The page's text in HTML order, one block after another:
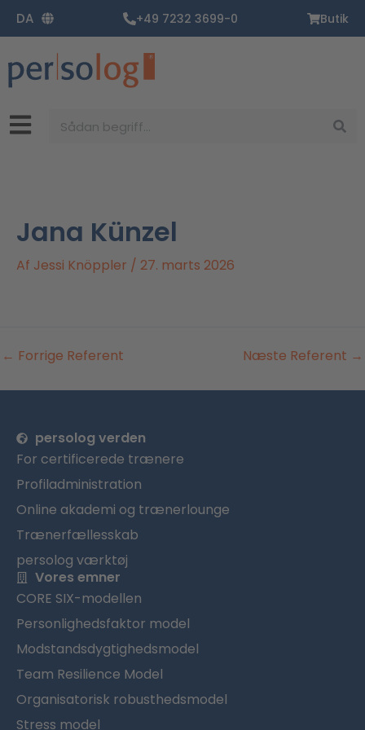
indholdet
DA +49 7232 3699-0 Butik
Jana Künzel
Af Jessi Knöppler / 27. marts 2026
← Forrige Referent Næste Referent →
persolog verden
For certificerede trænere
Profiladministration
Online akademi og trænerlounge
Trænerfællesskab
persolog værktøj
Vores emner
CORE SIX-modellen
Personlighedsfaktor model
Modstandsdygtighedsmodel
Team Resilience Model
Organisatorisk robusthedsmodel
Stress model